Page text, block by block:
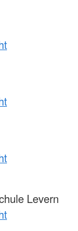
Levern